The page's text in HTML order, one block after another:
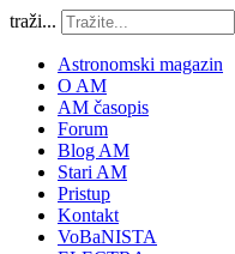
traži...
Astronomski magazin
O AM
AM časopis
Forum
Blog AM
Stari AM
Pristup
Kontakt
VoBaNISTA